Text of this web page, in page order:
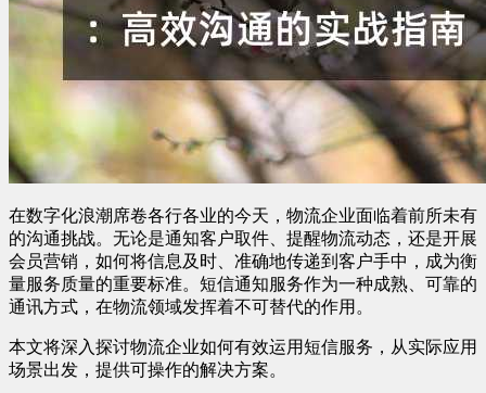
在数字化浪潮席卷各行各业的今天，物流企业面临着前所未有
的沟通挑战。无论是通知客户取件、提醒物流动态，还是开展
会员营销，如何将信息及时、准确地传递到客户手中，成为衡
量服务质量的重要标准。短信通知服务作为一种成熟、可靠的
通讯方式，在物流领域发挥着不可替代的作用。
本文将深入探讨物流企业如何有效运用短信服务，从实际应用
场景出发，提供可操作的解决方案。